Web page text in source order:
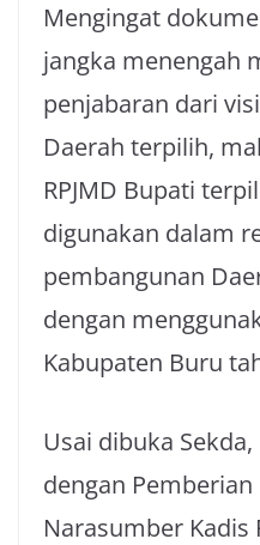
Mengingat
jangka menengah
penjabaran dari
Daerah terpilih,
RPJMD Bupati
digunakan dalam
pembangunan
dengan
Kabupaten Buru
Usai dibuka
dengan
Narasumber Kadis